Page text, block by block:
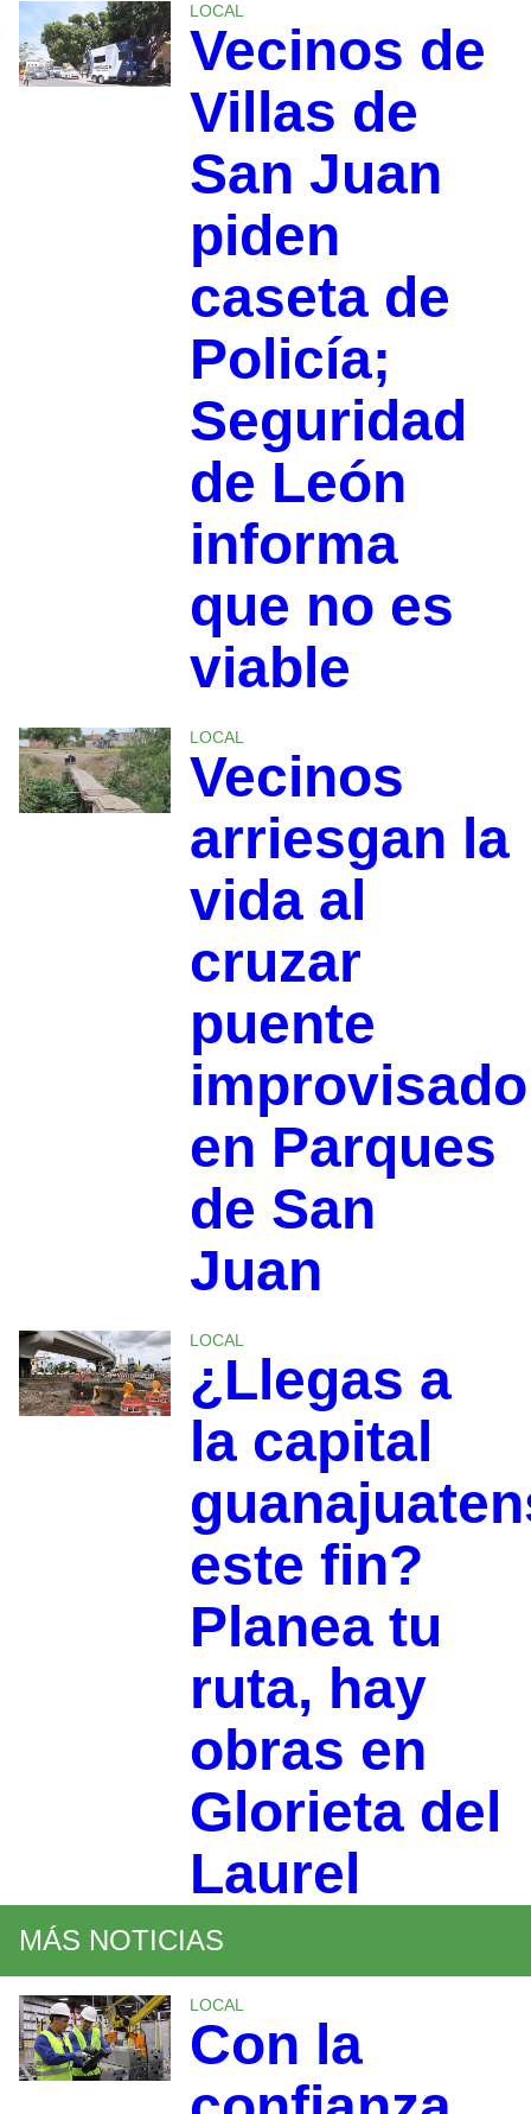
LOCAL
Vecinos de
Villas de
San Juan
piden
caseta de
Policía;
Seguridad
de León
informa
que no es
viable
LOCAL
Vecinos
arriesgan la
vida al
cruzar
puente
improvisado
en Parques
de San
Juan
LOCAL
¿Llegas a
la capital
este fin?
Planea tu
ruta, hay
obras en
Glorieta del
Laurel
MÁS NOTICIAS
LOCAL
Con la